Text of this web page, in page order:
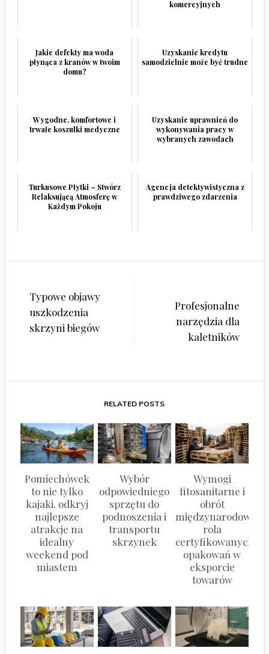
komercyjnych
Jakie defekty ma woda
płynąca z kranów w twoim
domu?
Uzyskanie kredytu
samodzielnie może być trudne
Wygodne, komfortowe i
trwałe koszulki medyczne
Uzyskanie uprawnień do
wykonywania pracy w
wybranych zawodach
Turkusowe Płytki – Stwórz
Relaksującą Atmosferę w
Każdym Pokoju
Agencja detektywistyczna z
prawdziwego zdarzenia
Nawigacja
wpisu
Typowe objawy
uszkodzenia
skrzyni biegów
Profesjonalne
narzędzia dla
kaletników
RELATED POSTS
Pomiechówek
to nie tylko
kajaki. odkryj
najlepsze
atrakcje na
idealny
weekend pod
miastem
Wybór
odpowiedniego
sprzętu do
podnoszenia i
transportu
skrzynek
Wymogi
fitosanitarne i
obrót
międzynarodowy:
rola
certyfikowanych
opakowań w
eksporcie
towarów